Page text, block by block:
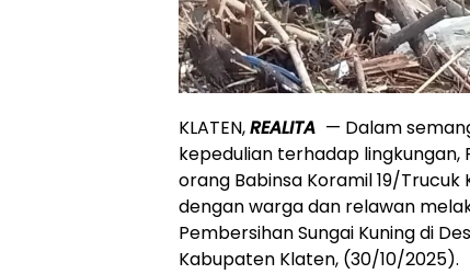
KLATEN,REALITA — Dalam
kepedulian terhadap lingkungan,
orang Babinsa Koramil 19/
dengan warga dan relawan
Pembersihan Sungai Kuning di
Kabupaten Klaten, (30/10/2025).